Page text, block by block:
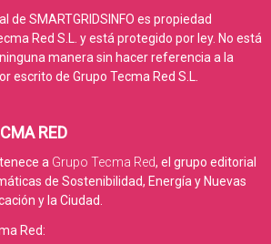
SMARTGRIDSINFO es propiedad
Red S.L. y está protegido por ley. No está
manera sin hacer referencia a la
escrito de Grupo Tecma Red S.L.
RED
a Grupo Tecma Red, el grupo editorial
de Sostenibilidad, Energía y Nuevas
y la Ciudad.
Red: